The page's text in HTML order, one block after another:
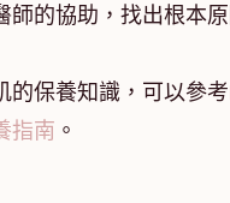
師的協助，找出根本
的保養知識，可以參考
指南 。